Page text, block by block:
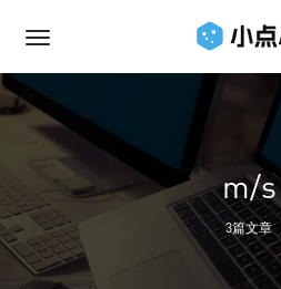
m/s
3篇文章